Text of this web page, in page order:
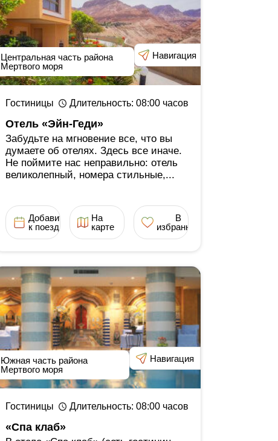
Центральная часть района
Мертвого моря
Навигация
Гостиницы Длительность: 08:00 часов
Отель «Эйн-Геди»
Забудьте на мгновение все, что вы
думаете об отелях. Здесь все иначе.
Не поймите нас неправильно: отель
великолепный, номера стильные,...
Добавить
к поездке
На
карте
В
избранное
Южная часть района
Мертвого моря
Навигация
Гостиницы Длительность: 08:00 часов
«Спа клаб»